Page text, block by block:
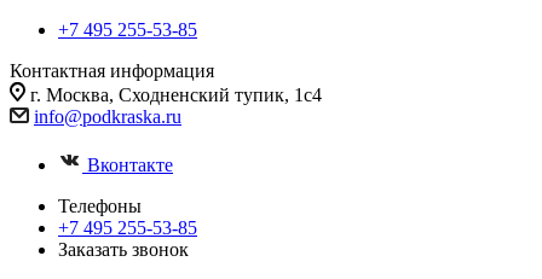
+7 495 255-53-85
Контактная информация
г. Москва, Сходненский тупик, 1с4
info@podkraska.ru
Вконтакте
Телефоны
+7 495 255-53-85
Заказать звонок